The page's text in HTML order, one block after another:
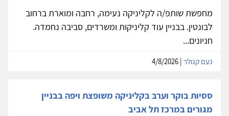
מחפשת שותפ/ה לקליניקה נעימה, רחבה ומוארת ברחוב
לבונטין. בבניין עוד קליניקות ומשרדים, סביבה נחמדה.
חניונים...
נעם קנולר
ססיות בוקר וערב בקליניקה משופצת ויפה בבניין
מגורים במרכז תל אביב